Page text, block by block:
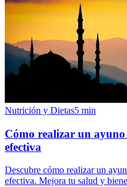
Nutrición y Dietas5 min
Cómo realizar un
efectiva
Descubre cómo realizar un
efectiva. Mejora tu salud y